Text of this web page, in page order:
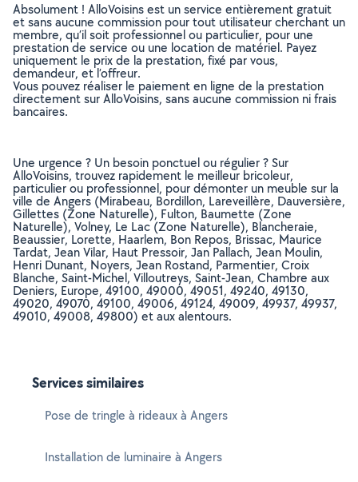
Absolument ! AlloVoisins est un service entièrement gratuit
et sans aucune commission pour tout utilisateur cherchant un
membre, qu’il soit professionnel ou particulier, pour une
prestation de service ou une location de matériel. Payez
uniquement le prix de la prestation, fixé par vous,
demandeur, et l’offreur.
Vous pouvez réaliser le paiement en ligne de la prestation
directement sur AlloVoisins, sans aucune commission ni frais
bancaires.
Une urgence ? Un besoin ponctuel ou régulier ? Sur
AlloVoisins, trouvez rapidement le meilleur bricoleur,
particulier ou professionnel, pour démonter un meuble sur la
ville de Angers (Mirabeau, Bordillon, Lareveillère, Dauversière,
Gillettes (Zone Naturelle), Fulton, Baumette (Zone
Naturelle), Volney, Le Lac (Zone Naturelle), Blancheraie,
Beaussier, Lorette, Haarlem, Bon Repos, Brissac, Maurice
Tardat, Jean Vilar, Haut Pressoir, Jan Pallach, Jean Moulin,
Henri Dunant, Noyers, Jean Rostand, Parmentier, Croix
Blanche, Saint-Michel, Villoutreys, Saint-Jean, Chambre aux
Deniers, Europe, 49100, 49000, 49051, 49240, 49130,
49020, 49070, 49100, 49006, 49124, 49009, 49937, 49937,
49010, 49008, 49800) et aux alentours.
Services similaires
Pose de tringle à rideaux à Angers
Installation de luminaire à Angers